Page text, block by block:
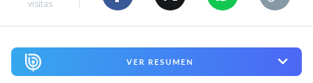
visitas
VER RESUMEN